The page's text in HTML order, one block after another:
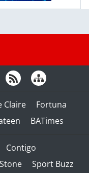
Claire
Fortuna
BATimes
Contigo
Sport Buzz